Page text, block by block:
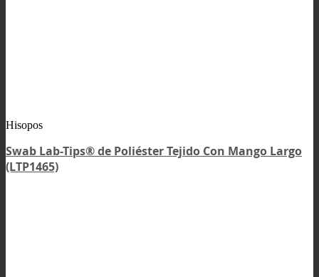
Hisopos
Swab Lab-Tips® de Poliéster Tejido Con Mango Largo
(LTP1465)